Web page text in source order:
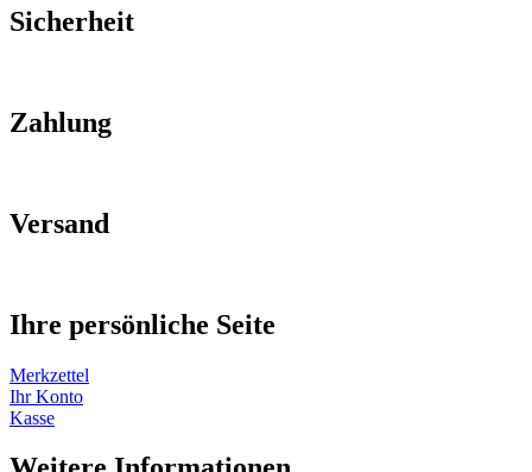
Sicherheit
Zahlung
Versand
Ihre persönliche Seite
Merkzettel
Ihr Konto
Kasse